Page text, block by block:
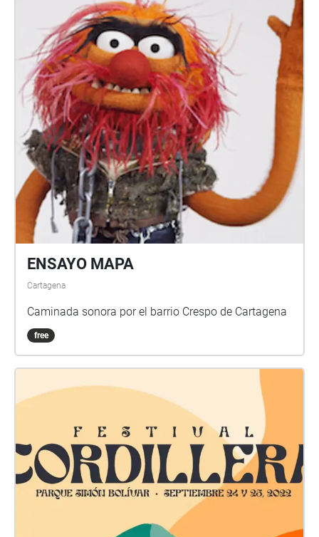
ENSAYO MAPA
Cartagena
Caminada sonora por el barrio Crespo de Cartagena
free